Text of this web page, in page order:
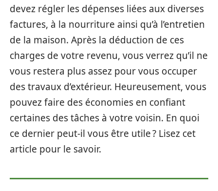
devez régler les dépenses liées aux diverses
factures, à la nourriture ainsi qu’à l’entretien
de la maison. Après la déduction de ces
charges de votre revenu, vous verrez qu’il ne
vous restera plus assez pour vous occuper
des travaux d’extérieur. Heureusement, vous
pouvez faire des économies en confiant
certaines des tâches à votre voisin. En quoi
ce dernier peut-il vous être utile ? Lisez cet
article pour le savoir.